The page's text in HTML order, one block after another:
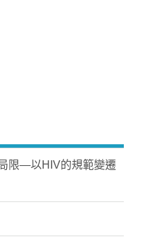
限—以HIV的規範變遷